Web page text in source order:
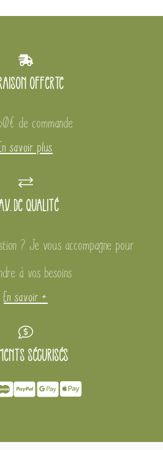
offerte
de commande
savoir plus
DE Qualité
? Je vous accompagne pour
à vos besoins
En savoir +
sécurisés